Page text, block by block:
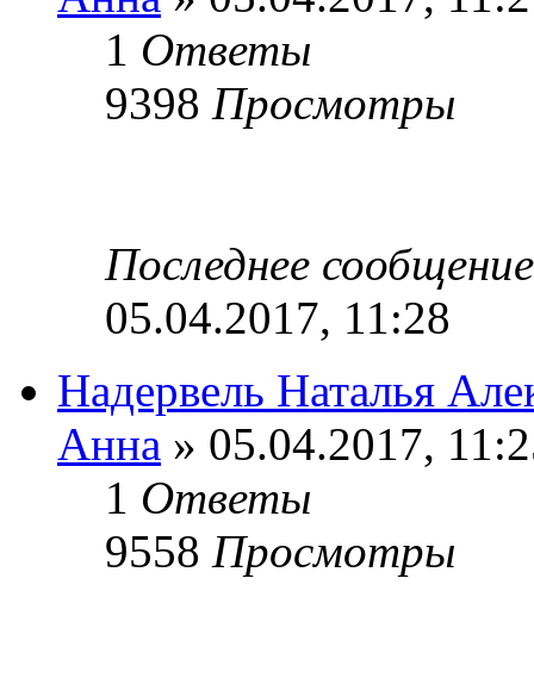
1 Ответы
9398 Просмотры
Последнее
05.04.2017, 11:28
Надервель Наталья
Анна » 05.04.2017,
1 Ответы
9558 Просмотры